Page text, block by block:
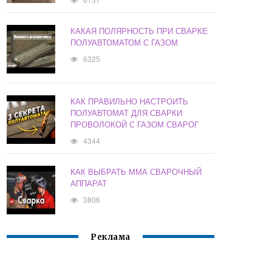
КАКАЯ ПОЛЯРНОСТЬ ПРИ СВАРКЕ
ПОЛУАВТОМАТОМ С ГАЗОМ
6325
КАК ПРАВИЛЬНО НАСТРОИТЬ
ПОЛУАВТОМАТ ДЛЯ СВАРКИ
ПРОВОЛОКОЙ С ГАЗОМ СВАРОГ
4344
КАК ВЫБРАТЬ ММА СВАРОЧНЫЙ
АППАРАТ
3806
Реклама